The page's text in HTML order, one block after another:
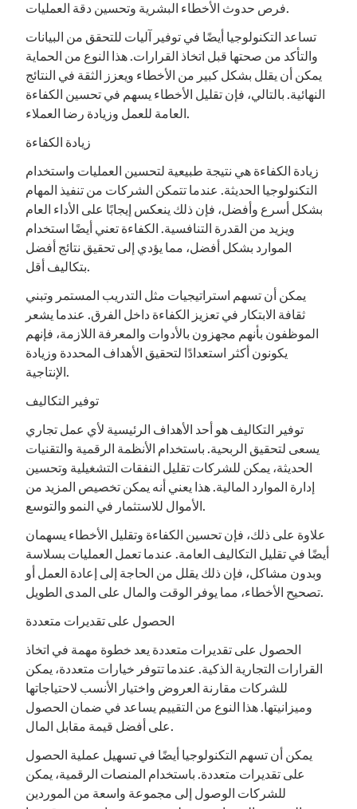
فرص حدوث الأخطاء البشرية وتحسين دقة العمليات.
تساعد التكنولوجيا أيضًا في توفير آليات للتحقق من البيانات
والتأكد من صحتها قبل اتخاذ القرارات. هذا النوع من الحماية
يمكن أن يقلل بشكل كبير من الأخطاء ويعزز الثقة في النتائج
النهائية. بالتالي، فإن تقليل الأخطاء يسهم في تحسين الكفاءة
العامة للعمل وزيادة رضا العملاء.
زيادة الكفاءة
زيادة الكفاءة هي نتيجة طبيعية لتحسين العمليات واستخدام
التكنولوجيا الحديثة. عندما تتمكن الشركات من تنفيذ المهام
بشكل أسرع وأفضل، فإن ذلك ينعكس إيجابًا على الأداء العام
ويزيد من القدرة التنافسية. الكفاءة تعني أيضًا استخدام
الموارد بشكل أفضل، مما يؤدي إلى تحقيق نتائج أفضل
بتكاليف أقل.
يمكن أن تسهم استراتيجيات مثل التدريب المستمر وتبني
ثقافة الابتكار في تعزيز الكفاءة داخل الفرق. عندما يشعر
الموظفون بأنهم مجهزون بالأدوات والمعرفة اللازمة، فإنهم
يكونون أكثر استعدادًا لتحقيق الأهداف المحددة وزيادة
الإنتاجية.
توفير التكاليف
توفير التكاليف هو أحد الأهداف الرئيسية لأي عمل تجاري
يسعى لتحقيق الربحية. باستخدام الأنظمة الرقمية والتقنيات
الحديثة، يمكن للشركات تقليل النفقات التشغيلية وتحسين
إدارة الموارد المالية. هذا يعني أنه يمكن تخصيص المزيد من
الأموال للاستثمار في النمو والتوسع.
علاوة على ذلك، فإن تحسين الكفاءة وتقليل الأخطاء يسهمان
أيضًا في تقليل التكاليف العامة. عندما تعمل العمليات بسلاسة
وبدون مشاكل، فإن ذلك يقلل من الحاجة إلى إعادة العمل أو
تصحيح الأخطاء، مما يوفر الوقت والمال على المدى الطويل.
الحصول على تقديرات متعددة
الحصول على تقديرات متعددة يعد خطوة مهمة في اتخاذ
القرارات التجارية الذكية. عندما تتوفر خيارات متعددة، يمكن
للشركات مقارنة العروض واختيار الأنسب لاحتياجاتها
وميزانيتها. هذا النوع من التقييم يساعد في ضمان الحصول
على أفضل قيمة مقابل المال.
يمكن أن تسهم التكنولوجيا أيضًا في تسهيل عملية الحصول
على تقديرات متعددة. باستخدام المنصات الرقمية، يمكن
للشركات الوصول إلى مجموعة واسعة من الموردين